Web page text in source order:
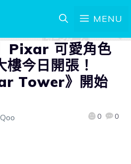
MENU
Pixar 可愛角色
今日開張！
Tower》開始
0 0